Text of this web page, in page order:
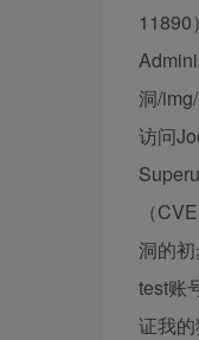
11890
洞/
访问
（
洞的
test账
证我